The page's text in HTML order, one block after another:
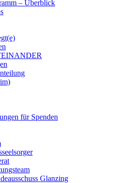
– Überblick
für Spenden
Glanzing